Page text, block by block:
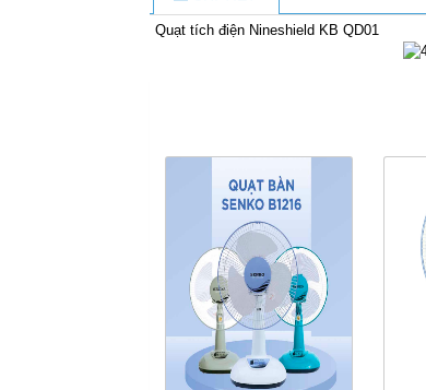
Quạt tích điện Nineshield KB QD01